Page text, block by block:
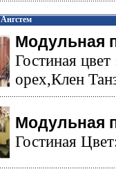
Модульная
Гостиная
орех,Клен
Модульная
Гостиная